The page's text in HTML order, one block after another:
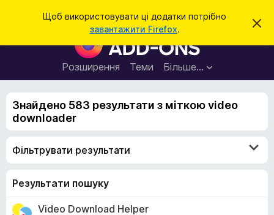
Щоб використовувати ці додатки потрібно
завантажити Firefox.
В
и
о
Д
о
д
а
к
е
Розширення Теми Більше…
ш
Знайдено 583 результати з міткою video
downloader
Фільтрувати результати
Результати пошуку
Video Download Helper